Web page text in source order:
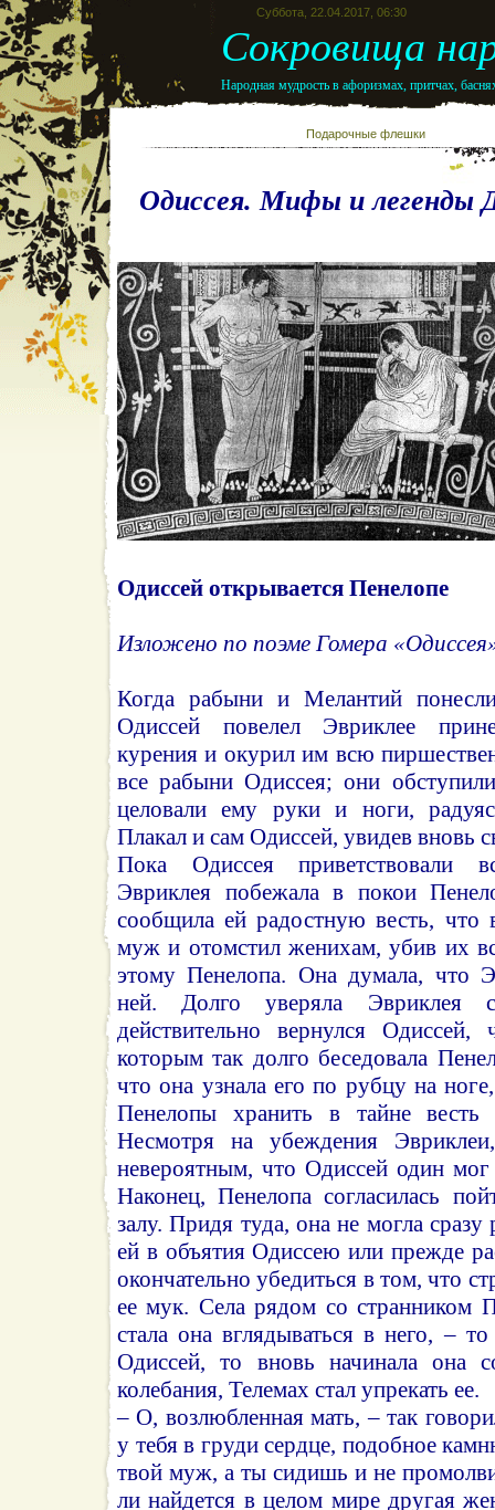
Суббота, 22.04.2017, 06:30
Сокровища
Народная мудрость в афоризмах, притчах,
Подарочные
Одиссея. Мифы и легенды
Одиссей открывается Пенелопе
Изложено по поэме Гомера
Когда рабыни и Мелантий
Одиссей повелел Эвриклее
курения и окурил им всю
все рабыни Одиссея; они
целовали ему руки и ноги,
Плакал и сам Одиссей, увидев вновь
Пока Одиссея приветствовали
Эвриклея побежала в покои
сообщила ей радостную весть, что
муж и отомстил женихам, убив их
этому Пенелопа. Она думала, что
ней. Долго уверяла Эвриклея
действительно вернулся
которым так долго беседовала
что она узнала его по рубцу на
Пенелопы хранить в тайне весть
Несмотря на убеждения
невероятным, что Одиссей один
Наконец, Пенелопа согласилась
залу. Придя туда, она не могла
ей в объятия Одиссею или прежде
окончательно убедиться в том, что
ее мук. Села рядом со странником
стала она вглядываться в него, –
Одиссей, то вновь начинала она
колебания, Телемах стал упрекать ее.
– О, возлюбленная мать, – так
у тебя в груди сердце, подобное
твой муж, а ты сидишь и не
ли найдется в целом мире другая